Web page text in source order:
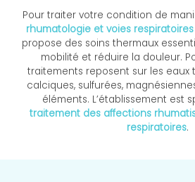
Pour traiter votre condition de
rhumatologie et voies
propose des soins thermaux
mobilité et réduire la douleur.
traitements reposent sur les eaux
calciques, sulfurées,
éléments. L’établissement est
traitement des affections
respiratoires.